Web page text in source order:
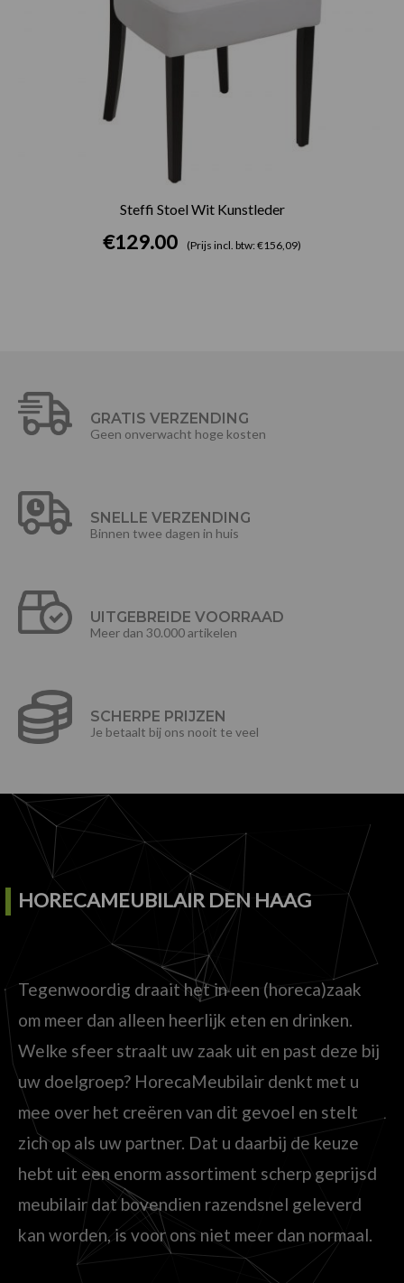
Steffi Stoel Wit Kunstleder
€129.00 (Prijs incl. btw: €156,09)
GRATIS VERZENDING
Geen onverwacht hoge kosten
SNELLE VERZENDING
Binnen twee dagen in huis
UITGEBREIDE VOORRAAD
Meer dan 30.000 artikelen
SCHERPE PRIJZEN
Je betaalt bij ons nooit te veel
HORECAMEUBILAIR DEN HAAG
Tegenwoordig draait het in een (horeca)zaak
om meer dan alleen heerlijk eten en drinken.
Welke sfeer straalt uw zaak uit en past deze bij
uw doelgroep? HorecaMeubilair denkt met u
mee over het creëren van dit gevoel en stelt
zich op als uw partner. Dat u daarbij de keuze
hebt uit een enorm assortiment scherp geprijsd
meubilair dat bovendien razendsnel geleverd
kan worden, is voor ons niet meer dan normaal.